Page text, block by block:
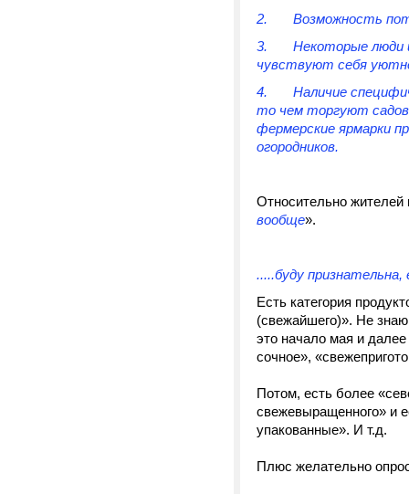
2. Возможность
3. Некоторые люди
чувствуют себя
4. Наличие
то чем торгуют
фермерские ярмарки
огородников.
Относительно
вообще».
.....буду
Есть категория
(свежайшего)». Не
это начало мая и далее
сочное»,
Потом, есть более
свежевыращенного» и
упакованные». И т.д.
Плюс желательно